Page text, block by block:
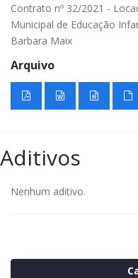
Contrato nº 32/2021 -
Municipal de Educação
Barbara Maix
Arquivo
Aditivos
Nenhum aditivo.